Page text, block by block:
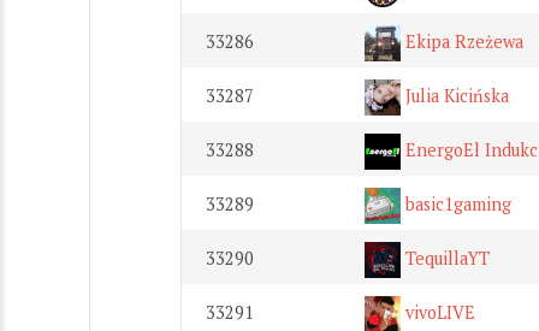
33286 Ekipa Rzeżewa
33287 Julia Kicińska
33288 EnergoEl
33289 basic1gaming
33290 TequillaYT
33291 vivoLIVE